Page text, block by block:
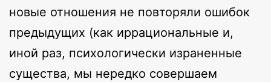
новые отношения не повторяли ошибок
предыдущих (как иррациональные и,
иной раз, психологически израненные
существа, мы нередко совершаем